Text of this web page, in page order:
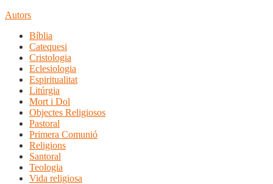
Autors
Bíblia
Catequesi
Cristologia
Eclesiologia
Espiritualitat
Litúrgia
Mort i Dol
Objectes Religiosos
Pastoral
Primera Comunió
Religions
Santoral
Teologia
Vida religiosa